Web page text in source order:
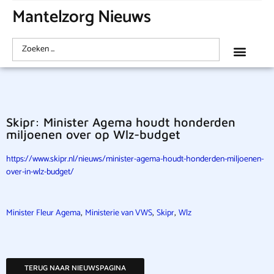
Mantelzorg Nieuws
Skipr: Minister Agema houdt honderden
miljoenen over op Wlz-budget
https://www.skipr.nl/nieuws/minister-agema-houdt-honderden-miljoenen-
over-in-wlz-budget/
Minister Fleur Agema, Ministerie van VWS, Skipr, Wlz
TERUG NAAR NIEUWSPAGINA